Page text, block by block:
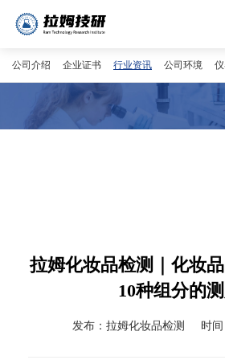
公司介绍 企业证书 行业资讯 公司环境
拉姆化妆品检测｜化妆
10种组分的
发布：拉姆化妆品检测 时